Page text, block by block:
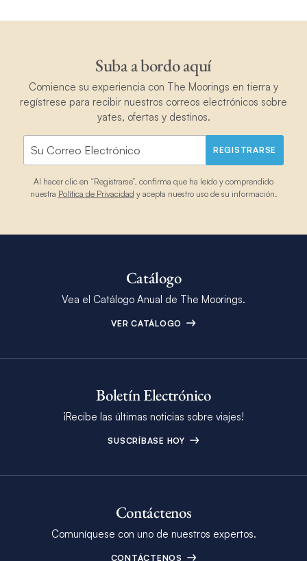
Suba a bordo aquí
Comience su experiencia con The Moorings en tierra y
regístrese para recibir nuestros correos electrónicos sobre
yates, ofertas y destinos.
REGISTRARSE
Al hacer clic en “Registrarse”, confirma que ha leído y comprendido
nuestra Política de Privacidad y acepta nuestro uso de su información.
Catálogo
Vea el Catálogo Anual de The Moorings.
VER CATÁLOGO
Boletín Electrónico
¡Recibe las últimas noticias sobre viajes!
SUSCRÍBASE HOY
Contáctenos
Comuníquese con uno de nuestros expertos.
CONTÁCTENOS